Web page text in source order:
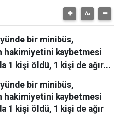
bir minibüs,
hakimiyetini kaybetmesi
1 kişi öldü, 1 kişi de ağır...
bir minibüs,
hakimiyetini kaybetmesi
1 kişi öldü, 1 kişi de ağır